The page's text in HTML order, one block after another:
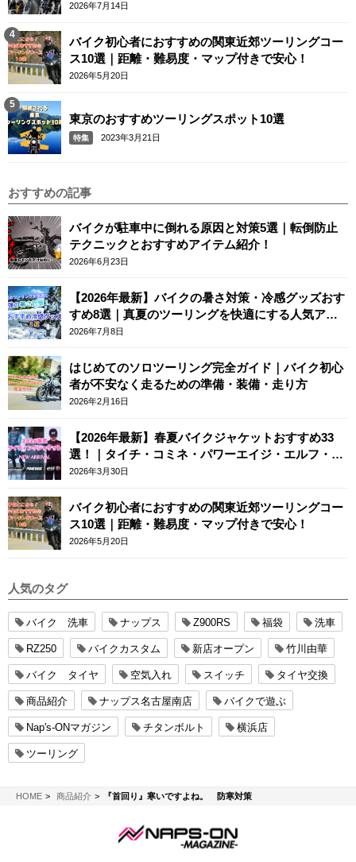
2026年7月14日
バイク初心者におすすめの関東近郊ツーリングコー
ス10選｜距離・難易度・マップ付きで安心！
2026年5月20日
東京のおすすめツーリングスポット10選
特集 2023年3月21日
おすすめの記事
バイクが駐車中に倒れる原因と対策5選｜転倒防止
テクニックとおすすめアイテム紹介！
2026年6月23日
【2026年最新】バイクの暑さ対策・冷感グッズおす
すめ8選｜真夏のツーリングを快適にする人気アイ
テム
2026年7月8日
はじめてのソロツーリング完全ガイド｜バイク初心
者が不安なく走るための準備・装備・走り方
2026年2月16日
【2026年最新】春夏バイクジャケットおすすめ33
選！｜タイチ・コミネ・パワーエイジ・エルフ・エ
ースカフェロンドン
2026年3月30日
バイク初心者におすすめの関東近郊ツーリングコー
ス10選｜距離・難易度・マップ付きで安心！
2026年5月20日
人気のタグ
バイク 洗車 ナップス Z900RS 福袋 洗車
RZ250 バイクカスタム 新店オープン 竹川由華
バイク タイヤ 空気入れ スイッチ タイヤ交換
商品紹介 ナップス名古屋南店 バイクで遊ぶ
Nap's-ONマガジン チタンボルト 横浜店
ツーリング
HOMENAPS-ON マガジン
商品紹介 『首回り』寒いですよね。 防寒対策